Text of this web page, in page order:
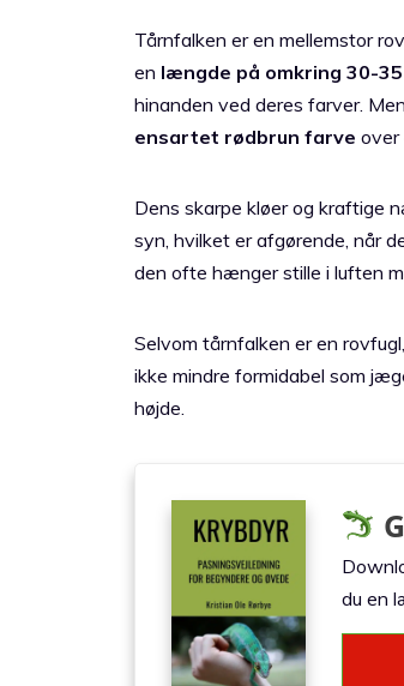
Tårnfalken er en mellemstor
en længde på omkring 30-35
hinanden ved deres farver.
ensartet rødbrun farve over
Dens skarpe kløer og kraftige
syn, hvilket er afgørende, når
den ofte hænger stille i luften
Selvom tårnfalken er en
ikke mindre formidabel som
højde.
du en